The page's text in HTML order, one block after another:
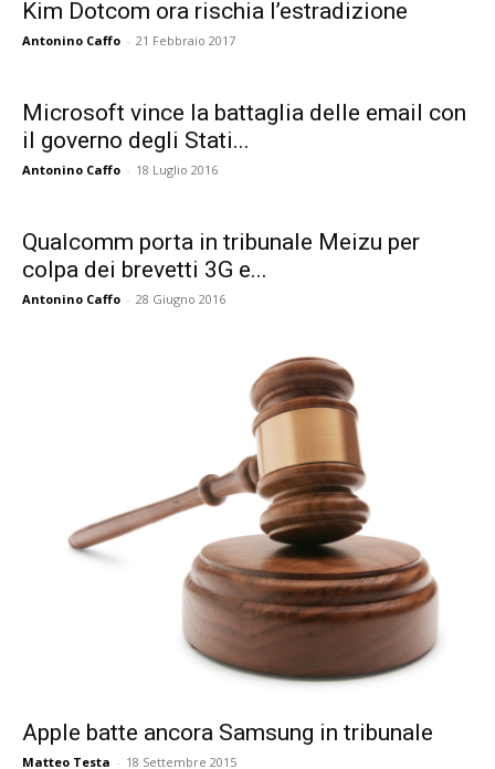
Kim Dotcom ora rischia l’estradizione
Antonino Caffo - 21 Febbraio 2017
Microsoft vince la battaglia delle email con
il governo degli Stati...
Antonino Caffo - 18 Luglio 2016
Qualcomm porta in tribunale Meizu per
colpa dei brevetti 3G e...
Antonino Caffo - 28 Giugno 2016
Apple batte ancora Samsung in tribunale
Matteo Testa - 18 Settembre 2015